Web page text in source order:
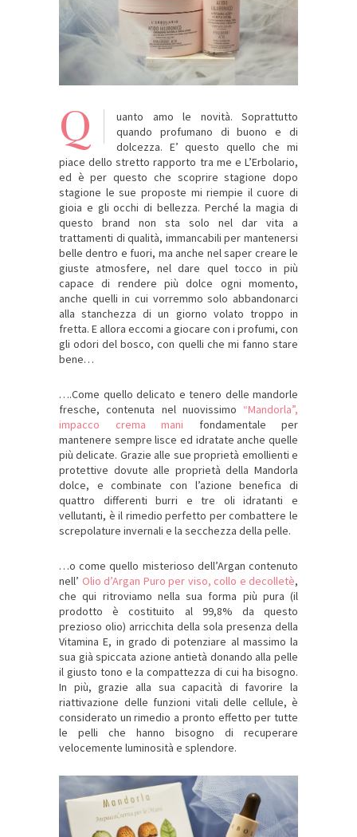
Q
uanto amo le novità. Soprattutto
quando profumano di buono e di
dolcezza. E’ questo quello che mi
piace dello stretto rapporto tra me e L’Erbolario,
ed è per questo che scoprire stagione dopo
stagione le sue proposte mi riempie il cuore di
gioia e gli occhi di bellezza. Perché la magia di
questo brand non sta solo nel dar vita a
trattamenti di qualità, immancabili per mantenersi
belle dentro e fuori, ma anche nel saper creare le
giuste atmosfere, nel dare quel tocco in più
capace di rendere più dolce ogni momento,
anche quelli in cui vorremmo solo abbandonarci
alla stanchezza di un giorno volato troppo in
fretta. E allora eccomi a giocare con i profumi, con
gli odori del bosco, con quelli che mi fanno stare
bene…
….Come quello delicato e tenero delle mandorle
fresche, contenuta nel nuovissimo “Mandorla”,
impacco crema mani fondamentale per
mantenere sempre lisce ed idratate anche quelle
più delicate. Grazie alle sue proprietà emollienti e
protettive dovute alle proprietà della Mandorla
dolce, e combinate con l’azione benefica di
quattro differenti burri e tre oli idratanti e
vellutanti, è il rimedio perfetto per combattere le
screpolature invernali e la secchezza della pelle.
…o come quello misterioso dell’Argan contenuto
nell’ Olio d’Argan Puro per viso, collo e decolletè,
che qui ritroviamo nella sua forma più pura (il
prodotto è costituito al 99,8% da questo
prezioso olio) arricchita della sola presenza della
Vitamina E, in grado di potenziare al massimo la
sua già spiccata azione antietà donando alla pelle
il giusto tono e la compattezza di cui ha bisogno.
In più, grazie alla sua capacità di favorire la
riattivazione delle funzioni vitali delle cellule, è
considerato un rimedio a pronto effetto per tutte
le pelli che hanno bisogno di recuperare
velocemente luminosità e splendore.